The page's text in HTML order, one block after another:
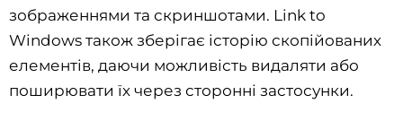
зображеннями та скриншотами. Link to
Windows також зберігає історію скопійованих
елементів, даючи можливість видаляти або
поширювати їх через сторонні застосунки.